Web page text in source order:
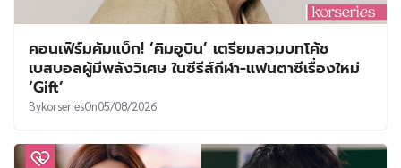
คอนเฟิร์มคัมแบ็ก! ‘คิมอูบิน’ เตรียมสวมบทโค้ช
เบสบอลผู้มีพลังวิเศษ ในซีรีส์กีฬา-แฟนตาซีเรื่องใหม่
‘Gift’
BykorseriesOn05/08/2026